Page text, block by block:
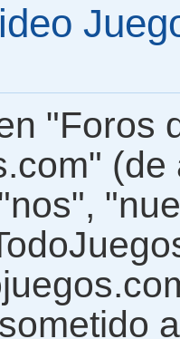
"Foros